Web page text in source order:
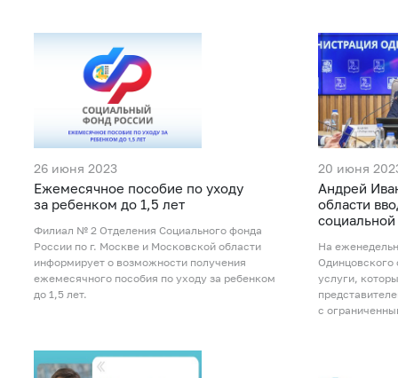
26 июня 2023
Ежемесячное пособие по уходу
за ребенком до 1,5 лет
Филиал № 2 Отделения Социального фонда
России по г. Москве и Московской области
информирует о возможности получения
ежемесячного пособия по уходу за ребенком
до 1,5 лет.
20 июня
Андрей
области
На
Одинцовского
услуги,
с